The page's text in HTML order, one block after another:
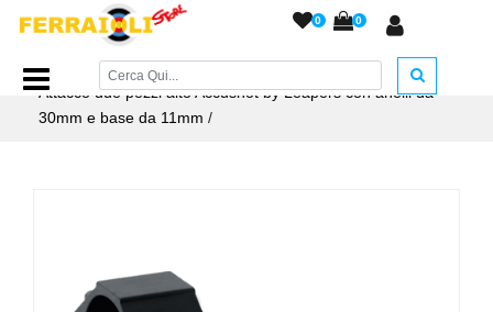
0 0
Home Page/ACCESSORI ARMERIA/Attacchi e Accessori
Attacco due pezzi alto Accushot by Leapers con anelli da
30mm e base da 11mm /